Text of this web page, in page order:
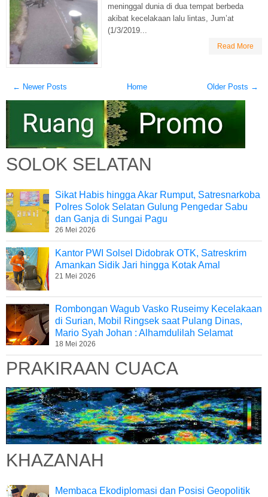
meninggal dunia di dua tempat berbeda
akibat kecelakaan lalu lintas, Jum’at
(1/3/2019...
Read More
← Newer Posts Older Posts →
Home
SOLOK SELATAN
Sikat Habis hingga Akar Rumput, Satresnarkoba
Polres Solok Selatan Gulung Pengedar Sabu
dan Ganja di Sungai Pagu
26 Mei 2026
Kantor PWI Solsel Didobrak OTK, Satreskrim
Amankan Sidik Jari hingga Kotak Amal
21 Mei 2026
Rombongan Wagub Vasko Ruseimy Kecelakaan
di Surian, Mobil Ringsek saat Pulang Dinas,
Mario Syah Johan : Alhamdulilah Selamat
18 Mei 2026
PRAKIRAAN CUACA
KHAZANAH
Membaca Ekodiplomasi dan Posisi Geopolitik